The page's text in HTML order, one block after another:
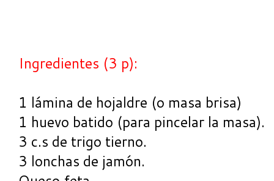
Ingredientes (3 p):
1 lámina de hojaldre (o masa brisa)
1 huevo batido (para pincelar la masa).
3 c.s de trigo tierno.
3 lonchas de jamón.